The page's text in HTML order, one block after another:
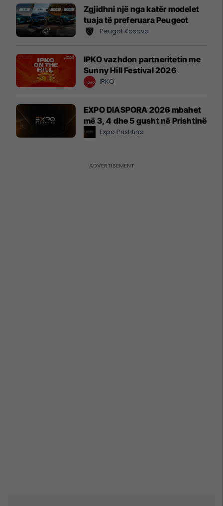
Zgjidhni një nga katër modelet
tuaja të preferuara Peugeot
Peugot Kosova
IPKO vazhdon partneritetin me
Sunny Hill Festival 2026
IPKO
EXPO DIASPORA 2026 mbahet
më 3, 4 dhe 5 gusht në Prishtinë
Expo Prishtina